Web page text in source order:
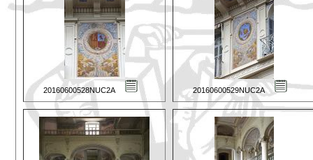
20160600528NUC2A 20160600529NUC2A